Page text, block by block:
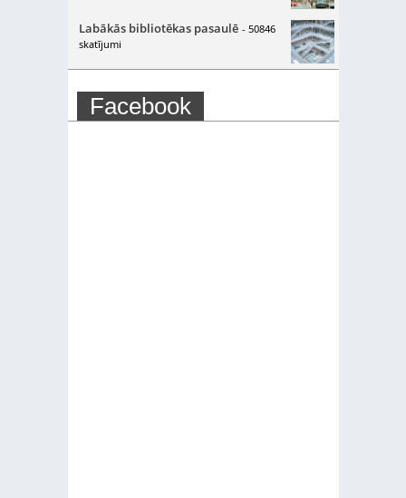
Labākās bibliotēkas pasaulē - 50846
skatījumi
Facebook